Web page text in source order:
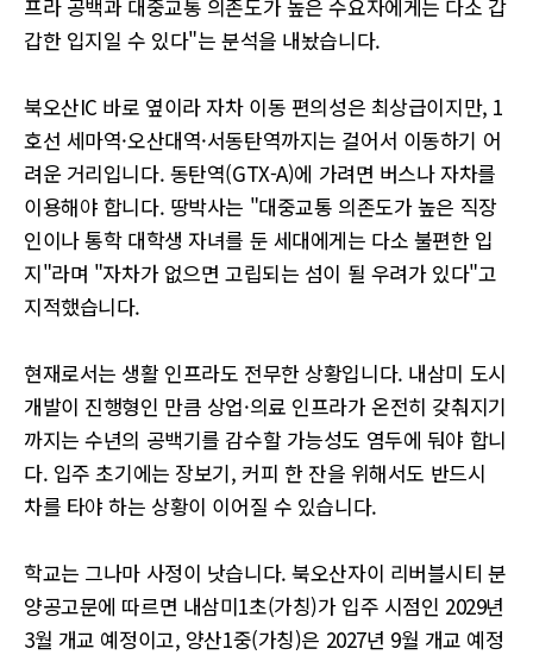
프라 공백과 대중교통 의존도가 높은 수요자에게는 다소 갑
갑한 입지일 수 있다"는 분석을 내놨습니다.
북오산IC 바로 옆이라 자차 이동 편의성은 최상급이지만, 1
호선 세마역·오산대역·서동탄역까지는 걸어서 이동하기 어
려운 거리입니다. 동탄역(GTX-A)에 가려면 버스나 자차를
이용해야 합니다. 땅박사는 "대중교통 의존도가 높은 직장
인이나 통학 대학생 자녀를 둔 세대에게는 다소 불편한 입
지"라며 "자차가 없으면 고립되는 섬이 될 우려가 있다"고
지적했습니다.
현재로서는 생활 인프라도 전무한 상황입니다. 내삼미 도시
개발이 진행형인 만큼 상업·의료 인프라가 온전히 갖춰지기
까지는 수년의 공백기를 감수할 가능성도 염두에 둬야 합니
다. 입주 초기에는 장보기, 커피 한 잔을 위해서도 반드시
차를 타야 하는 상황이 이어질 수 있습니다.
학교는 그나마 사정이 낫습니다. 북오산자이 리버블시티 분
양공고문에 따르면 내삼미1초(가칭)가 입주 시점인 2029년
3월 개교 예정이고, 양산1중(가칭)은 2027년 9월 개교 예정